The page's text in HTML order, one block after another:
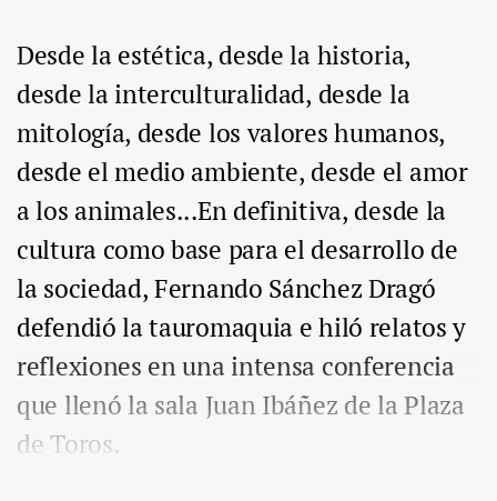
Desde la estética, desde la historia,
desde la interculturalidad, desde la
mitología, desde los valores humanos,
desde el medio ambiente, desde el amor
a los animales...En definitiva, desde la
cultura como base para el desarrollo de
la sociedad, Fernando Sánchez Dragó
defendió la tauromaquia e hiló relatos y
reflexiones en una intensa conferencia
que llenó la sala Juan Ibáñez de la Plaza
de Toros.